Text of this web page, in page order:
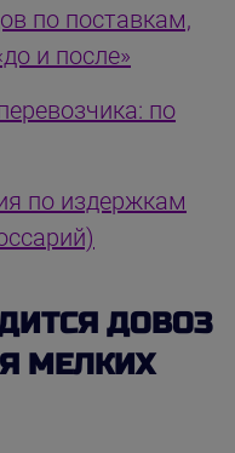
по поставкам,
и после»
по
по издержкам
ДОВОЗ
МЕЛКИХ